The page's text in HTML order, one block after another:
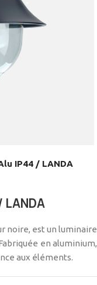
IP44 / LANDA
LANDA
noire, est un luminaire
en aluminium,
aux éléments.